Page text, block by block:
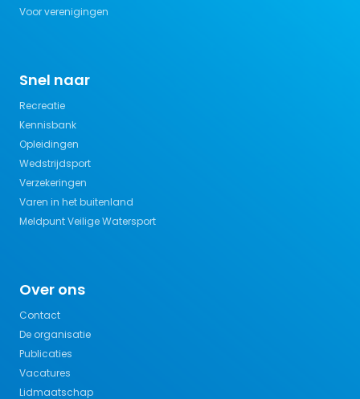
Voor verenigingen
Snel naar
Recreatie
Kennisbank
Opleidingen
Wedstrijdsport
Verzekeringen
Varen in het buitenland
Meldpunt Veilige Watersport
Over ons
Contact
De organisatie
Publicaties
Vacatures
Lidmaatschap